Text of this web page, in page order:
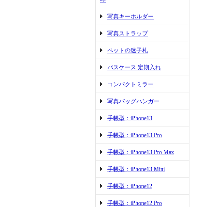
写真キーホルダー
写真ストラップ
ペットの迷子札
パスケース 定期入れ
コンパクトミラー
写真バッグハンガー
手帳型：iPhone13
手帳型：iPhone13 Pro
手帳型：iPhone13 Pro Max
手帳型：iPhone13 Mini
手帳型：iPhone12
手帳型：iPhone12 Pro